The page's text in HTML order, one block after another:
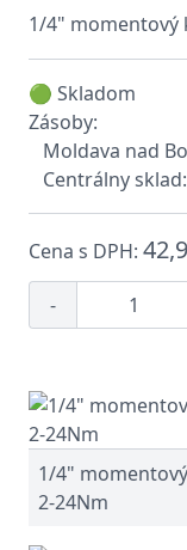
1/4" momentový
🟢 Skladom
Zásoby:
Moldava nad
Centrálny
Cena s DPH:
-
1/4"
2-24Nm